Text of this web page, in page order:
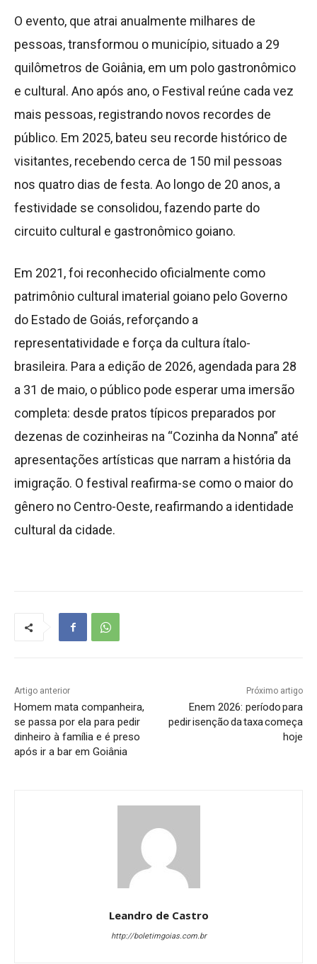
O evento, que atrai anualmente milhares de
pessoas, transformou o município, situado a 29
quilômetros de Goiânia, em um polo gastronômico
e cultural. Ano após ano, o Festival reúne cada vez
mais pessoas, registrando novos recordes de
público. Em 2025, bateu seu recorde histórico de
visitantes, recebendo cerca de 150 mil pessoas
nos quatro dias de festa. Ao longo de 20 anos, a
festividade se consolidou, fazendo parte do
circuito cultural e gastronômico goiano.
Em 2021, foi reconhecido oficialmente como
patrimônio cultural imaterial goiano pelo Governo
do Estado de Goiás, reforçando a
representatividade e força da cultura ítalo-
brasileira. Para a edição de 2026, agendada para 28
a 31 de maio, o público pode esperar uma imersão
completa: desde pratos típicos preparados por
dezenas de cozinheiras na “Cozinha da Nonna” até
apresentações artísticas que narram a história da
imigração. O festival reafirma-se como o maior do
gênero no Centro-Oeste, reafirmando a identidade
cultural da cidade.
Artigo anterior
Homem mata companheira,
se passa por ela para pedir
dinheiro à família e é preso
após ir a bar em Goiânia
Próximo artigo
Enem 2026: período para
pedir isenção da taxa começa
hoje
Leandro de Castro
http://boletimgoias.com.br